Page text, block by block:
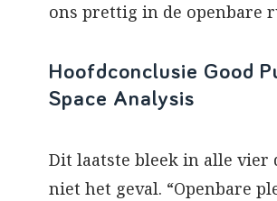
ons prettig in de openbare
Hoofdconclusie Good
Space Analysis
Dit laatste bleek in alle vier
niet het geval. “Openbare